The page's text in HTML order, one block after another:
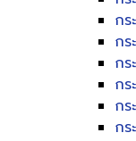
กร
กร
กร
กร
กร
กร